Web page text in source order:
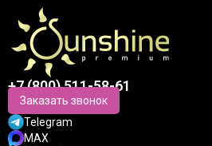
+7 (800) 511-58-61
Заказать звонок
Telegram
MAX